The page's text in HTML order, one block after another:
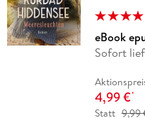
eBook
Sofort
4,99 €*
Statt 9,99